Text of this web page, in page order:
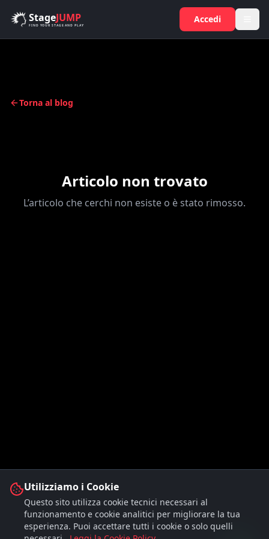
StageJUMP
FIND YOUR STAGE AND PLAY
Accedi
Torna al blog
Articolo non trovato
L’articolo che cerchi non esiste o è stato rimosso.
Utilizziamo i Cookie
Questo sito utilizza cookie tecnici necessari al
funzionamento e cookie analitici per migliorare la tua
esperienza. Puoi accettare tutti i cookie o solo quelli